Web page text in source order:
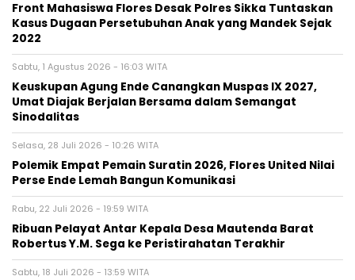
Front Mahasiswa Flores Desak Polres Sikka Tuntaskan
Kasus Dugaan Persetubuhan Anak yang Mandek Sejak
2022
Sabtu, 1 Agustus 2026 - 16:03 WITA
Keuskupan Agung Ende Canangkan Muspas IX 2027,
Umat Diajak Berjalan Bersama dalam Semangat
Sinodalitas
Selasa, 28 Juli 2026 - 10:26 WITA
Polemik Empat Pemain Suratin 2026, Flores United Nilai
Perse Ende Lemah Bangun Komunikasi
Rabu, 22 Juli 2026 - 19:59 WITA
Ribuan Pelayat Antar Kepala Desa Mautenda Barat
Robertus Y.M. Sega ke Peristirahatan Terakhir
Sabtu, 18 Juli 2026 - 13:59 WITA